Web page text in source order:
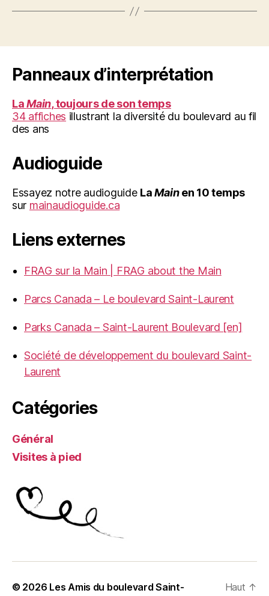
Panneaux d’interprétation
LaMain, toujours de son temps
34 affiches illustrant la diversité du boulevard au fil
des ans
Audioguide
Essayez notre audioguide LaMainen 10 temps
sur mainaudioguide.ca
Liens externes
FRAG sur la Main | FRAG about the Main
Parcs Canada – Le boulevard Saint-Laurent
Parks Canada – Saint-Laurent Boulevard [en]
Société de développement du boulevard Saint-
Laurent
Catégories
Général
Visites à pied
© 2026 Les Amis du boulevard Saint-
Haut ↑